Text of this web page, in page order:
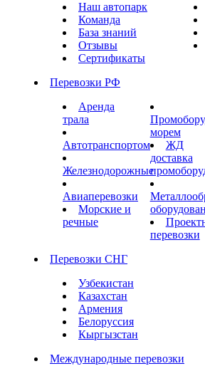
Наш автопарк
Команда
База знаний
Отзывы
Сертификаты
Перевозки РФ
Аренда
трала
Автотранспортом
Железнодорожные
Авиаперевозки
Морские и
речные
морем
ЖД
доставка
перевозки
Перевозки СНГ
Узбекистан
Казахстан
Армения
Белоруссия
Кыргызстан
Международные перевозки